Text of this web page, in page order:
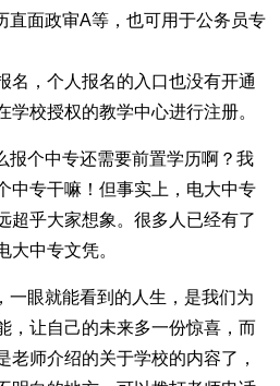
直面政审A等，也可用于公务员专
名，个人报名的入口也没有开通
校授权的教学中心进行注册。
报个中专还需要前置学历啊？我
中专干嘛！但事实上，电大中专
超乎大家想象。很多人已经有了
大中专文凭。
一眼就能看到的人生，是我们为
，让自己的未来多一份惊喜，而
老师介绍的关于学校的内容了，